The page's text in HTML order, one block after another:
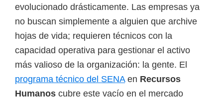
s
o
s
v
i
r
t
evolucionado drásticamente. Las empresas ya
no buscan simplemente a alguien que archive
hojas de vida; requieren técnicos con la
capacidad operativa para gestionar el activo
más valioso de la organización: la gente. El
programa técnico del SENAen Recursos
Humanos cubre este vacío en el mercado